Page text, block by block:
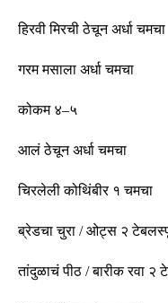
हिरवी मिरची ठेचून अर्धा चमचा
गरम मसाला अर्धा चमचा
कोकम ४–५
आलं ठेचून अर्धा चमचा
चिरलेली कोथिंबीर १ चमचा
ब्रेडचा चुरा /ओट्स २
तांदुळाचं पीठ /बारीक रवा २